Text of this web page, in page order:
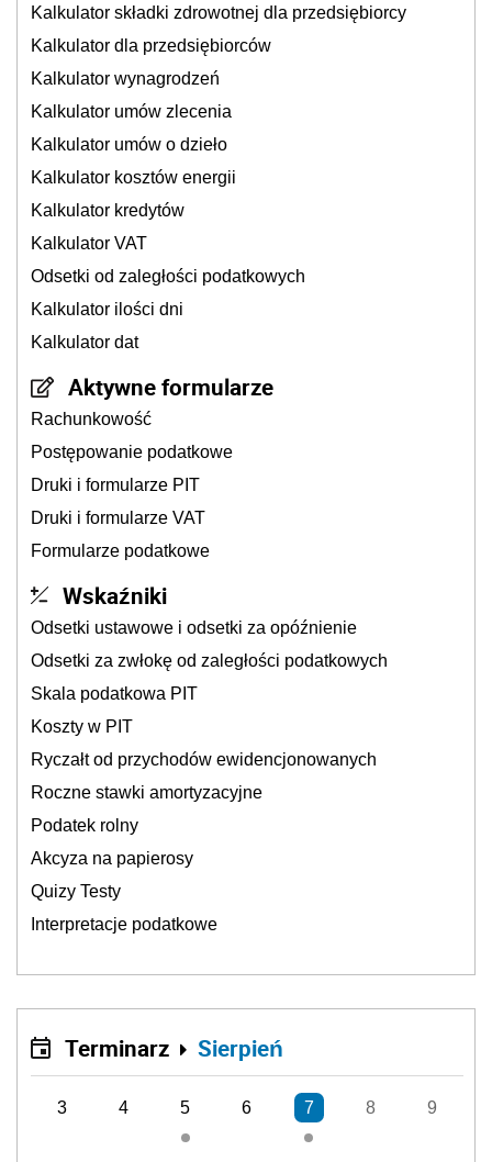
Kalkulator składki zdrowotnej dla przedsiębiorcy
Kalkulator dla przedsiębiorców
Kalkulator wynagrodzeń
Kalkulator umów zlecenia
Kalkulator umów o dzieło
Kalkulator kosztów energii
Kalkulator kredytów
Kalkulator VAT
Odsetki od zaległości podatkowych
Kalkulator ilości dni
Kalkulator dat
Aktywne formularze
Rachunkowość
Postępowanie podatkowe
Druki i formularze PIT
Druki i formularze VAT
Formularze podatkowe
Wskaźniki
Odsetki ustawowe i odsetki za opóźnienie
Odsetki za zwłokę od zaległości podatkowych
Skala podatkowa PIT
Koszty w PIT
Ryczałt od przychodów ewidencjonowanych
Roczne stawki amortyzacyjne
Podatek rolny
Akcyza na papierosy
Quizy Testy
Interpretacje podatkowe
Terminarz Sierpień
3 4 5 6 7 8 9